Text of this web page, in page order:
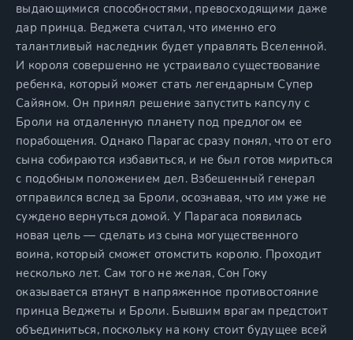
выдающимися способностями, превосходящими даже
дар принца. Веджета считал, что именно его
талантливый наследник будет управлять Вселенной.
И короля совершенно не устраивало существование
ребенка, который может стать легендарным Супер
Сайяном. Он принял решение запустить капсулу с
Броли на отдаленную планету под предлогом ее
порабощения. Однако Парагас сразу понял, что от его
сына собираются избавиться, и не был готов мириться
с подобным положением дел. Взбешенный генерал
отправился вслед за Броли, осознавая, что им уже не
суждено вернуться домой. У Парагаса появилась
новая цель — сделать из сына могущественного
воина, который сможет отомстить королю. Проходит
несколько лет. Сам того не желая, Сон Гоку
оказывается втянут в напряженное противостояние
принца Веджеты и Броли. Бывшим врагам предстоит
объединиться, поскольку на кону стоит будущее всей